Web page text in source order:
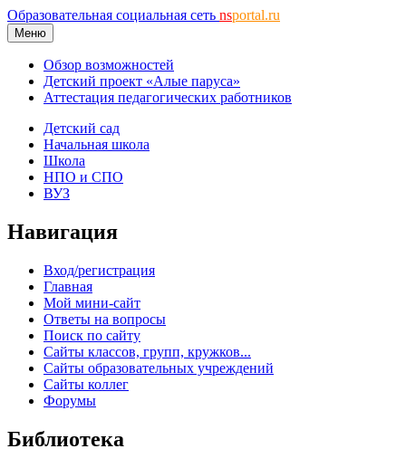
Образовательная социальная сеть nsportal.ru
Меню
Обзор возможностей
Детский проект «Алые паруса»
Аттестация педагогических работников
Детский сад
Начальная школа
Школа
НПО и СПО
ВУЗ
Навигация
Вход/регистрация
Главная
Мой мини-сайт
Ответы на вопросы
Поиск по сайту
Сайты классов, групп, кружков...
Сайты образовательных учреждений
Сайты коллег
Форумы
Библиотека